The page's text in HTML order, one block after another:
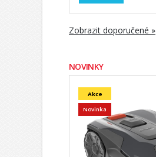
Zobrazit doporučené »
NOVINKY
Akce
Novinka